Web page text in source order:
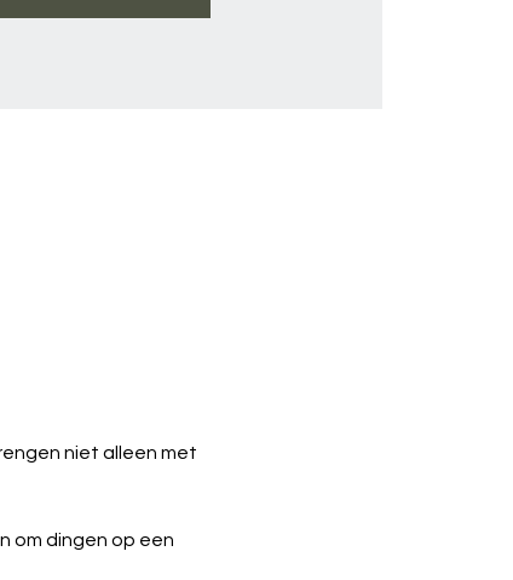
niet alleen met
om dingen op een